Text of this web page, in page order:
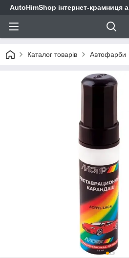
AutoHimShop інтернет-крамниця
Каталог товарів Автофарби